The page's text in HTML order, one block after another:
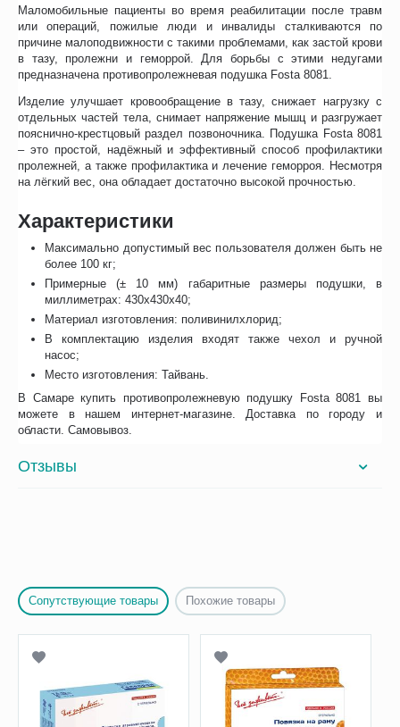
Маломобильные пациенты во время реабилитации после травм
или операций, пожилые люди и инвалиды сталкиваются по
причине малоподвижности с такими проблемами, как застой крови
в тазу, пролежни и геморрой. Для борьбы с этими недугами
предназначена противопролежневая подушка Fosta 8081.
Изделие улучшает кровообращение в тазу, снижает нагрузку с
отдельных частей тела, снимает напряжение мышц и разгружает
пояснично-крестцовый раздел позвоночника. Подушка Fosta 8081
– это простой, надёжный и эффективный способ профилактики
пролежней, а также профилактика и лечение геморроя. Несмотря
на лёгкий вес, она обладает достаточно высокой прочностью.
Характеристики
Максимально допустимый вес пользователя должен быть не
более 100 кг;
Примерные (± 10 мм) габаритные размеры подушки, в
миллиметрах: 430х430х40;
Материал изготовления: поливинилхлорид;
В комплектацию изделия входят также чехол и ручной
насос;
Место изготовления: Тайвань.
В Самаре купить противопролежневую подушку Fosta 8081 вы
можете в нашем интернет-магазине. Доставка по городу и
области. Самовывоз.
Отзывы
Сопутствующие товары Похожие товары